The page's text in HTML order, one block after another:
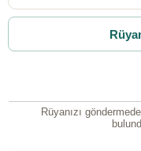
Rüyanızı